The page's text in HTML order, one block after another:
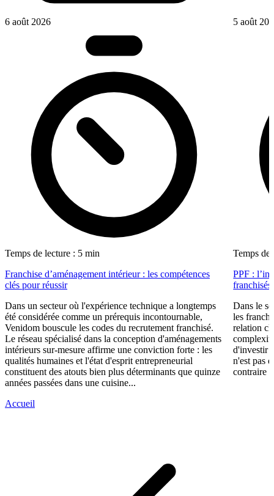
6 août 2026
Temps de lecture : 5 min
Franchise d’aménagement intérieur : les compétences
clés pour réussir
Dans un secteur où l'expérience technique a longtemps
été considérée comme un prérequis incontournable,
Venidom bouscule les codes du recrutement franchisé.
Le réseau spécialisé dans la conception d'aménagements
intérieurs sur-mesure affirme une conviction forte : les
qualités humaines et l'état d'esprit entrepreneurial
constituent des atouts bien plus déterminants que quinze
années passées dans une cuisine...
5 août
Temps de
PPF :
franchisés
Dans le
les
relation
d'investir
n'est pas
contraire
Accueil